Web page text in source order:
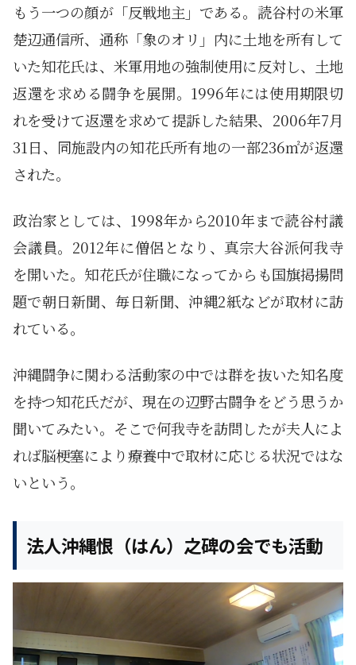
もう一つの顔が「反戦地主」である。読谷村の米軍
楚辺通信所、通称「象のオリ」内に土地を所有して
いた知花氏は、米軍用地の強制使用に反対し、土地
返還を求める闘争を展開。1996年には使用期限切
れを受けて返還を求めて提訴した結果、2006年7月
31日、同施設内の知花氏所有地の一部236㎡が返還
された。
政治家としては、1998年から2010年まで読谷村議
会議員。2012年に僧侶となり、真宗大谷派何我寺
を開いた。知花氏が住職になってからも国旗掲揚問
題で朝日新聞、毎日新聞、沖縄2紙などが取材に訪
れている。
沖縄闘争に関わる活動家の中では群を抜いた知名度
を持つ知花氏だが、現在の辺野古闘争をどう思うか
聞いてみたい。そこで何我寺を訪問したが夫人によ
れば脳梗塞により療養中で取材に応じる状況ではな
いという。
法人沖縄恨（はん）之碑の会でも活動